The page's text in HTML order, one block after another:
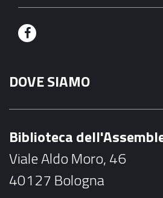
F
c
e
o
k
DOVE SIAMO
Biblioteca
Viale Aldo Moro, 46
40127 Bologna